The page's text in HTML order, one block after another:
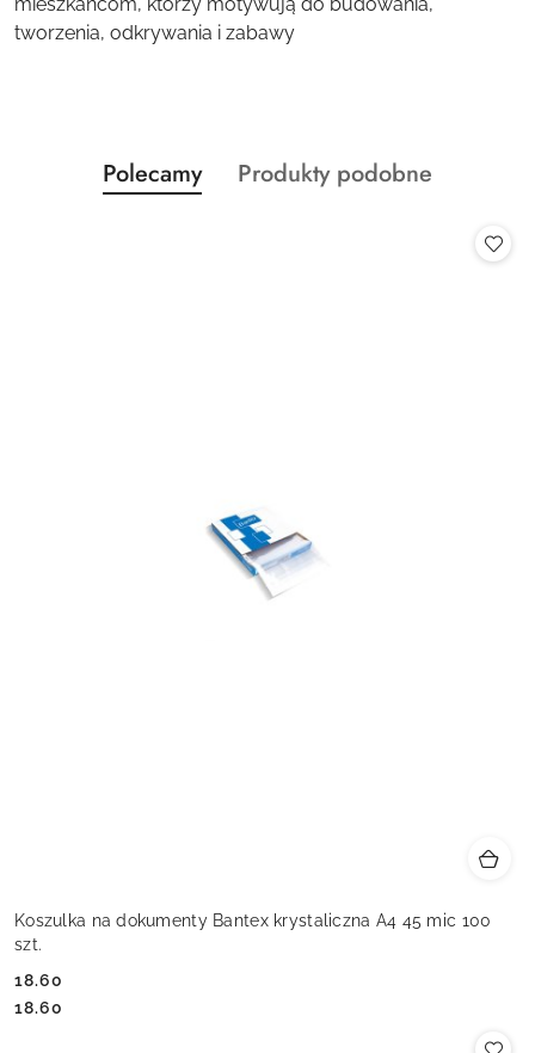
tworzenia, odkrywania i zabawy
Pomiń karuzelę produktów
Produkty
o
Polecamy
Produkty
Produkty podobne
Koszulka na dokumenty Bantex krystaliczna A4 45 mic 100
szt.
Cena:
18.60
Cena:
18.60